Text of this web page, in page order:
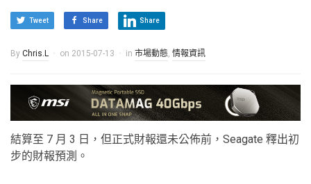
Tweet Share Share
By Chris.L on 2015-07-13 in 市場動態, 情報資訊
結算至 7 月 3 日，但正式財報還未公佈前，Seagate 釋出初
步的財報預測。